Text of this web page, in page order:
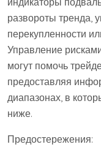
развороты тренда,
перекупленности
Управление
могут помочь
предоставляя
диапазонах, в
ниже.
Предостережения: